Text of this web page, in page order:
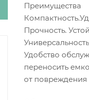
Преимущества
Прочность.
Удобство
переносить
от повреждения